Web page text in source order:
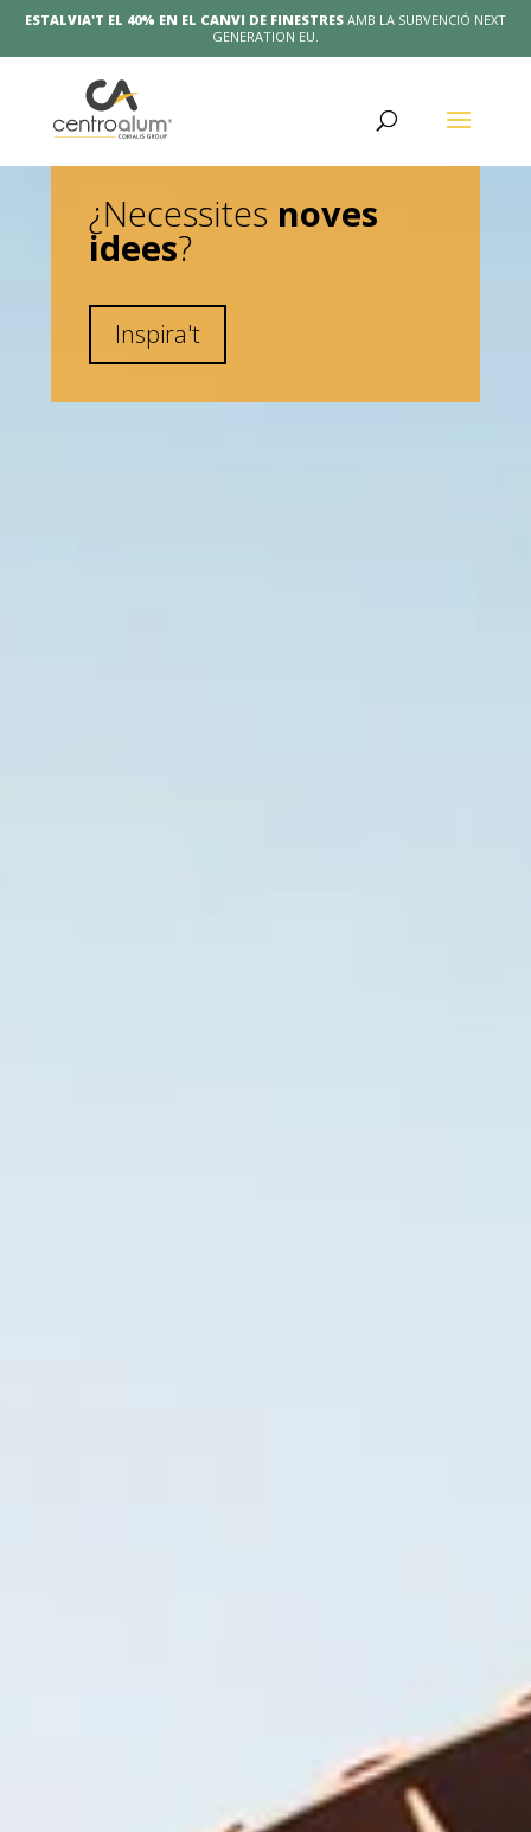
ESTALVIA'T EL 40% EN EL CANVI DE FINESTRES AMB LA SUBVENCIÓ NEXT
GENERATION EU.
¿Necessites noves
idees?
Inspira't